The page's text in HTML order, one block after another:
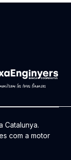
Catalunya.
com a motor